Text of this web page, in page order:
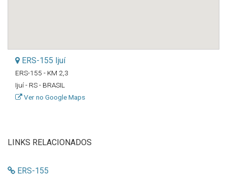
ERS-155 Ijuí
ERS-155 - KM 2,3
Ijuí - RS - BRASIL
Ver no Google Maps
LINKS RELACIONADOS
ERS-155